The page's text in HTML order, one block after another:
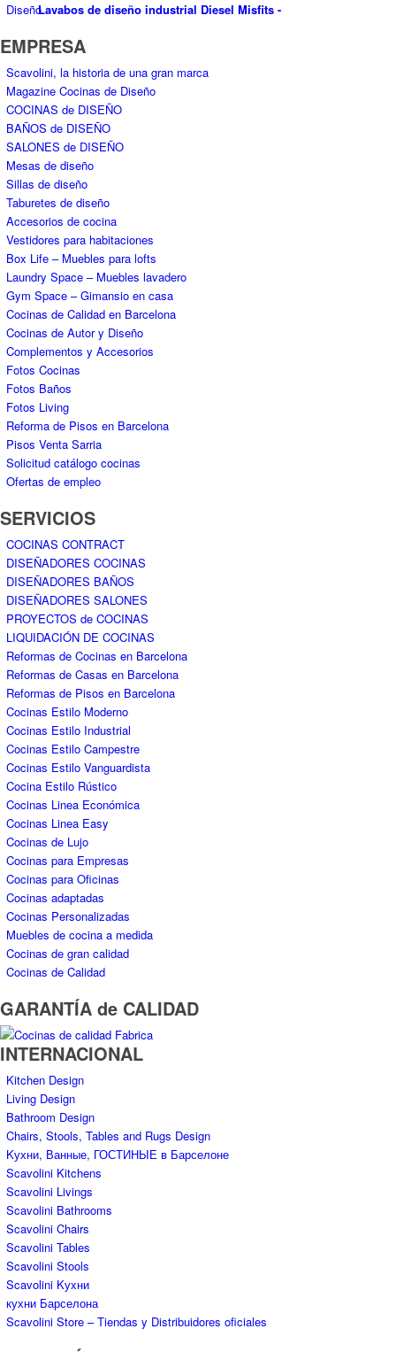
Lavabos de diseño industrial Diesel Misfits -
EMPRESA
Scavolini, la historia de una gran marca
Magazine Cocinas de Diseño
COCINAS de DISEÑO
BAÑOS de DISEÑO
SALONES de DISEÑO
Mesas de diseño
Sillas de diseño
Taburetes de diseño
Accesorios de cocina
Vestidores para habitaciones
Box Life – Muebles para lofts
Laundry Space – Muebles lavadero
Gym Space – Gimansio en casa
Cocinas de Calidad en Barcelona
Cocinas de Autor y Diseño
Complementos y Accesorios
Fotos Cocinas
Fotos Baños
Fotos Living
Reforma de Pisos en Barcelona
Pisos Venta Sarria
Solicitud catálogo cocinas
Ofertas de empleo
SERVICIOS
COCINAS CONTRACT
DISEÑADORES COCINAS
DISEÑADORES BAÑOS
DISEÑADORES SALONES
PROYECTOS de COCINAS
LIQUIDACIÓN DE COCINAS
Reformas de Cocinas en Barcelona
Reformas de Casas en Barcelona
Reformas de Pisos en Barcelona
Cocinas Estilo Moderno
Cocinas Estilo Industrial
Cocinas Estilo Campestre
Cocinas Estilo Vanguardista
Cocina Estilo Rústico
Cocinas Linea Económica
Cocinas Linea Easy
Cocinas de Lujo
Cocinas para Empresas
Cocinas para Oficinas
Cocinas adaptadas
Cocinas Personalizadas
Muebles de cocina a medida
Cocinas de gran calidad
Cocinas de Calidad
GARANTÍA de CALIDAD
INTERNACIONAL
Kitchen Design
Living Design
Bathroom Design
Chairs, Stools, Tables and Rugs Design
Kухни, Ванные, ГОСТИНЫЕ в Барселоне
Scavolini Kitchens
Scavolini Livings
Scavolini Bathrooms
Scavolini Chairs
Scavolini Tables
Scavolini Stools
Scavolini Kухни
кухни Барселона
Scavolini Store – Tiendas y Distribuidores oficiales